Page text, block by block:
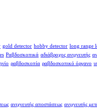
gold detector hobby detector long range
Ραβδοσκοπικά αδιάβροχος ανιχνευτής
ραβδοσκοπία ραβδοσκοπικό όργανο
ανιχνευτής αποστάσεως ανιχνευτής